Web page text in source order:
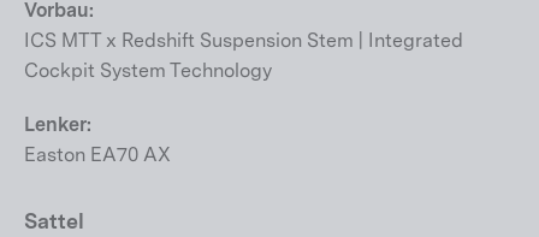
Vorbau:
ICS MTT x Redshift Suspension Stem | Integrated
Cockpit System Technology
Lenker:
Easton EA70 AX
Sattel